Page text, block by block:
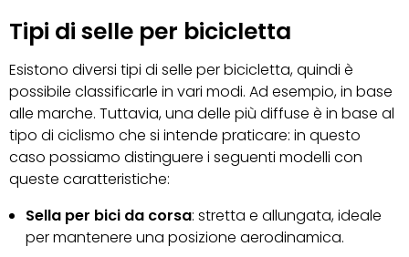
Tipi di selle per bicicletta
Esistono diversi tipi di selle per bicicletta, quindi è
possibile classificarle in vari modi. Ad esempio, in base
alle marche. Tuttavia, una delle più diffuse è in base al
tipo di ciclismo che si intende praticare: in questo
caso possiamo distinguere i seguenti modelli con
queste caratteristiche:
Sella per bici da corsa: stretta e allungata, ideale
per mantenere una posizione aerodinamica.